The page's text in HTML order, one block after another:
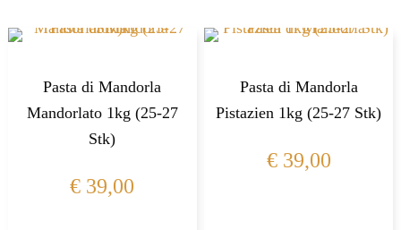
Pasta di Mandorla
Mandorlato 1kg (25-27
Stk)
€ 39,00
Pasta di Mandorla
Pistazien 1kg (25-27 Stk)
€39,00